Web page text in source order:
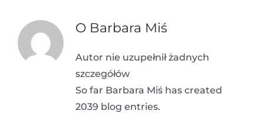
O Barbara Miś
Autor nie uzupełnił żadnych
szczegółów
So far Barbara Miś has created
2039 blog entries.